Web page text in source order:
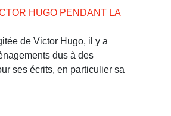
HUGO PENDANT LA
de Victor Hugo, il y a
dus à des
ses écrits, en particulier sa